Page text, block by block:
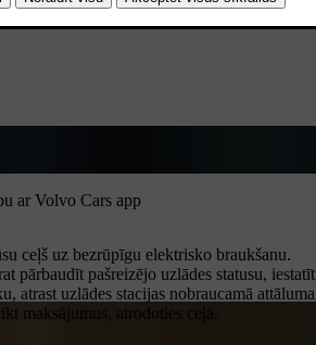
ar Volvo Cars app
ceļš uz bezrūpīgu elektrisko braukšanu.
pārbaudīt pašreizējo uzlādes statusu, iestatīt
atrast uzlādes stacijas nobraucamā attāluma
maksājumus, atrodoties ceļā.